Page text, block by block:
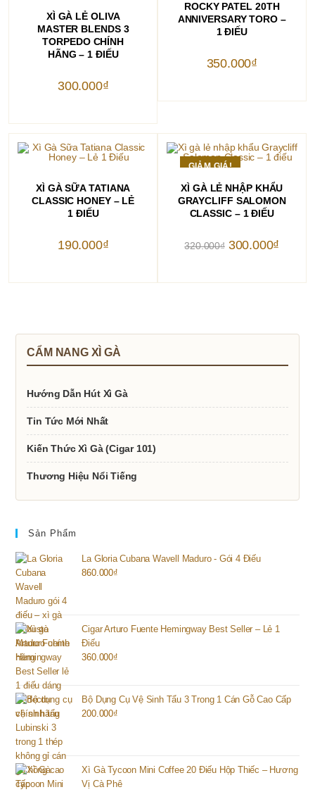
THÊM VÀO GIỎ HÀNG
XÌ GÀ LẺ OLIVA
MASTER BLENDS 3
TORPEDO CHÍNH
HÃNG – 1 ĐIẾU
300.000₫
ROCKY PATEL 20TH
ANNIVERSARY TORO –
1 ĐIẾU
350.000₫
THÊM VÀO GIỎ HÀNG
XÌ GÀ SỮA TATIANA
CLASSIC HONEY – LẺ
1 ĐIẾU
190.000₫
GIẢM GIÁ!
THÊM VÀO GIỎ HÀNG
XÌ GÀ LẺ NHẬP KHẨU
GRAYCLIFF SALOMON
CLASSIC – 1 ĐIẾU
320.000₫ Giá
gốc
300.000₫
CẨM NANG XÌ GÀ
Hướng Dẫn Hút Xì Gà
Tin Tức Mới Nhất
Kiến Thức Xì Gà (Cigar 101)
Thương Hiệu Nổi Tiếng
Sản Phẩm
La Gloria Cubana Wavell Maduro - Gói 4 Điếu
860.000₫
Cigar Arturo Fuente Hemingway Best Seller – Lẻ 1
Điếu
360.000₫
Bộ Dụng Cụ Vệ Sinh Tẩu 3 Trong 1 Cán Gỗ Cao Cấp
200.000₫
Xì Gà Tycoon Mini Coffee 20 Điếu Hộp Thiếc – Hương
Vị Cà Phê